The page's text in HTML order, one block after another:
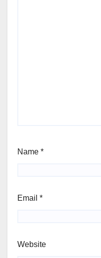
Name *
Email *
Website